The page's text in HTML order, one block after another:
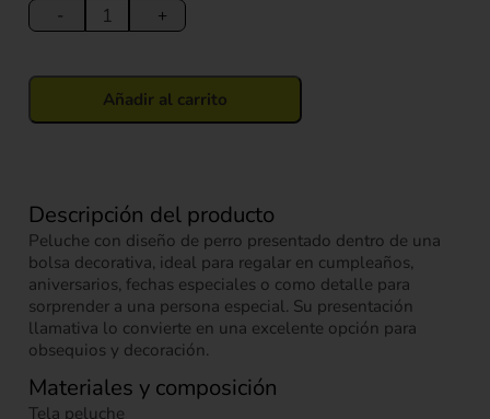
Descripción del producto
Peluche con diseño de perro presentado dentro de una
bolsa decorativa, ideal para regalar en cumpleaños,
aniversarios, fechas especiales o como detalle para
sorprender a una persona especial. Su presentación
llamativa lo convierte en una excelente opción para
obsequios y decoración.
Materiales y composición
Tela peluche
-
Perro
en
Decorativa
23
+
Añadir al carrito